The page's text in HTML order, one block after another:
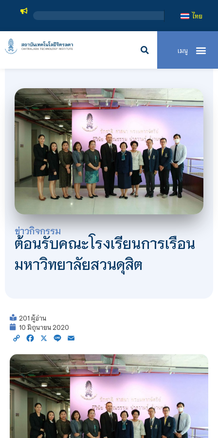
สถาบันเทคโนโลยีจิ
ไทย
ข่าวกิจกรรม
ต้อนรับคณะโรงเรียนการเรือน
มหาวิทยาลัยสวนดุสิต
201 ผู้อ่าน
10 มิถุนายน 2020
Copy Facebook
X Line